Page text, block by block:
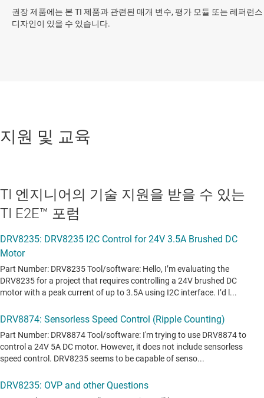
권장 제품에는 본 TI 제품과 관련된 매개 변수, 평가 모듈 또는 레퍼런스
디자인이 있을 수 있습니다.
지원 및 교육
TI 엔지니어의 기술 지원을 받을 수 있는
TI E2E™ 포럼